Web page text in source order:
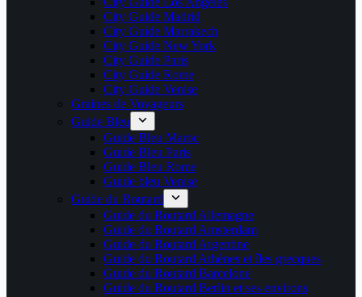
City Guide Madrid
City Guide Marrakech
City Guide New York
City Guide Paris
City Guide Rome
City Guide Venise
Graines de Voyageurs
Guide Bleu
Guide Bleu Maroc
Guide Bleu Paris
Guide Bleu Rome
Guide bleu Venise
Guide du Routard
Guide du Routard Allemagne
Guide du Routard Amsterdam
Guide du Routard Argentine
Guide du Routard Athènes et îles grecques
Guide du Routard Barcelone
Guide du Routard Berlin et ses environs